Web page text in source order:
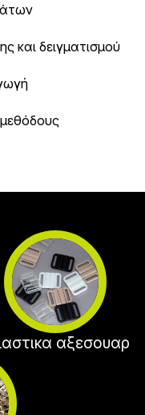
και δειγματισμού
αξεσουαρ